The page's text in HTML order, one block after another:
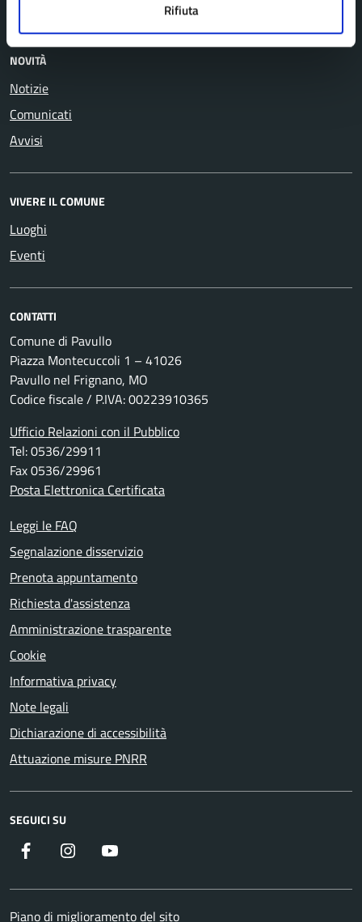
Rifiuta
NOVITÀ
Notizie
Comunicati
Avvisi
VIVERE IL COMUNE
Luoghi
Eventi
CONTATTI
Comune di Pavullo
Piazza Montecuccoli 1 – 41026
Pavullo nel Frignano, MO
Codice fiscale / P.IVA: 00223910365
Ufficio Relazioni con il Pubblico
Tel: 0536/29911
Fax 0536/29961
Posta Elettronica Certificata
Leggi le FAQ
Segnalazione disservizio
Prenota appuntamento
Richiesta d'assistenza
Amministrazione trasparente
Cookie
Informativa privacy
Note legali
Dichiarazione di accessibilità
Attuazione misure PNRR
SEGUICI SU
Facebook Instagram
Piano di miglioramento del sito